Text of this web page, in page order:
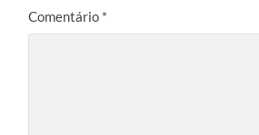
Comentário *